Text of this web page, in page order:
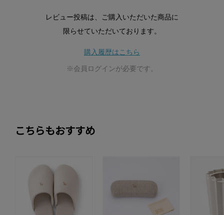
レビュー投稿は、ご購入いただいた商品に
限らせていただいております。
購入履歴はこちら
※会員ログインが必要です。
こちらもおすすめ